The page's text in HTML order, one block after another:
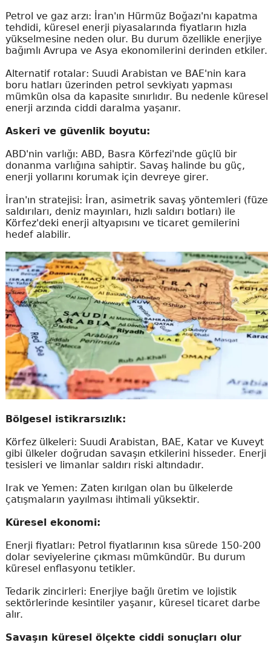
Petrol ve gaz arzı: İran'ın Hürmüz Boğazı'nı kapatma
tehdidi, küresel enerji piyasalarında fiyatların hızla
yükselmesine neden olur. Bu durum özellikle enerjiye
bağımlı Avrupa ve Asya ekonomilerini derinden etkiler.
Alternatif rotalar: Suudi Arabistan ve BAE'nin kara
boru hatları üzerinden petrol sevkiyatı yapması
mümkün olsa da kapasite sınırlıdır. Bu nedenle küresel
enerji arzında ciddi daralma yaşanır.
Askeri ve güvenlik boyutu:
ABD'nin varlığı: ABD, Basra Körfezi'nde güçlü bir
donanma varlığına sahiptir. Savaş halinde bu güç,
enerji yollarını korumak için devreye girer.
İran'ın stratejisi: İran, asimetrik savaş yöntemleri (füze
saldırıları, deniz mayınları, hızlı saldırı botları) ile
Körfez'deki enerji altyapısını ve ticaret gemilerini
hedef alabilir.
Bölgesel istikrarsızlık:
Körfez ülkeleri: Suudi Arabistan, BAE, Katar ve Kuveyt
gibi ülkeler doğrudan savaşın etkilerini hisseder. Enerji
tesisleri ve limanlar saldırı riski altındadır.
Irak ve Yemen: Zaten kırılgan olan bu ülkelerde
çatışmaların yayılması ihtimali yüksektir.
Küresel ekonomi:
Enerji fiyatları: Petrol fiyatlarının kısa sürede 150-200
dolar seviyelerine çıkması mümkündür. Bu durum
küresel enflasyonu tetikler.
Tedarik zincirleri: Enerjiye bağlı üretim ve lojistik
sektörlerinde kesintiler yaşanır, küresel ticaret darbe
alır.
Savaşın küresel ölçekte ciddi sonuçları olur